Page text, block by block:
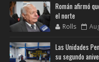
Román afirmó
el norte
Rolls
Las Unidades
su segundo